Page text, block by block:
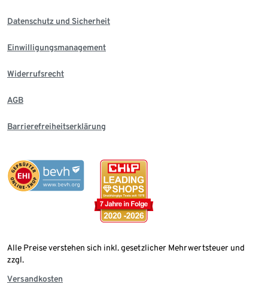
Datenschutz und Sicherheit
Einwilligungsmanagement
Widerrufsrecht
AGB
Barrierefreiheitserklärung
Alle Preise verstehen sich inkl. gesetzlicher Mehrwertsteuer und
zzgl.
Versandkosten